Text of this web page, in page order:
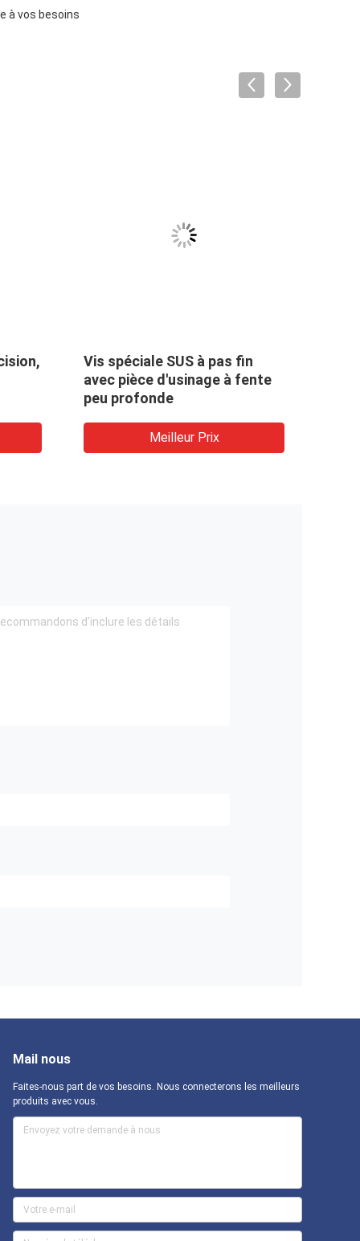
à vos besoins
Vis spéciale SUS à pas fin
avec pièce d'usinage à fente
peu profonde
Meilleur Prix
Mail nous
Faites-nous part de vos besoins. Nous connecterons les meilleurs
produits avec vous.